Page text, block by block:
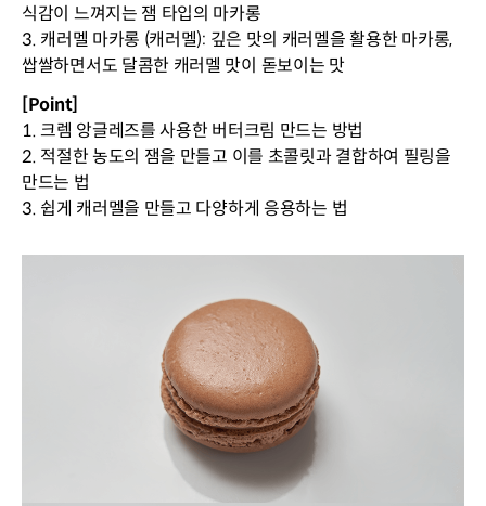
식감이 느껴지는 잼 타입의 마카롱
3. 캐러멜 마카롱 (캐러멜): 깊은 맛의 캐러멜을 활용한 마카롱,
쌉쌀하면서도 달콤한 캐러멜 맛이 돋보이는 맛
[Point]
1. 크렘 앙글레즈를 사용한 버터크림 만드는 방법
2. 적절한 농도의 잼을 만들고 이를 초콜릿과 결합하여 필링을
만드는 법
3. 쉽게 캐러멜을 만들고 다양하게 응용하는 법